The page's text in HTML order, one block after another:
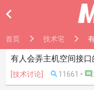

首页 技术宅
有人会弄主机空间接口
[技术讨论]  11661 • 